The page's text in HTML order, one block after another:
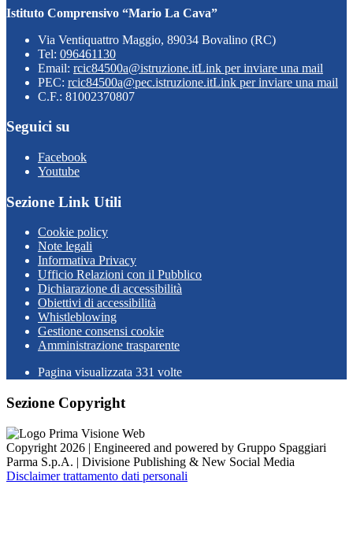
Istituto Comprensivo “Mario La Cava”
Via Ventiquattro Maggio, 89034 Bovalino (RC)
Tel: 096461130
Email: rcic84500a@istruzione.itLink per inviare una mail
PEC: rcic84500a@pec.istruzione.itLink per inviare una mail
C.F.: 81002370807
Seguici su
Facebook
Youtube
Sezione Link Utili
Cookie policy
Note legali
Informativa Privacy
Ufficio Relazioni con il Pubblico
Dichiarazione di accessibilità
Obiettivi di accessibilità
Whistleblowing
Gestione consensi cookie
Amministrazione trasparente
Pagina visualizzata 331 volte
Sezione Copyright
Copyright 2026 | Engineered and powered by Gruppo Spaggiari
Parma S.p.A. | Divisione Publishing & New Social Media
Disclaimer trattamento dati personali